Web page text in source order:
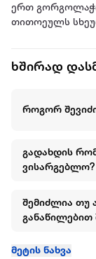
ერთ
თითოეულს
გიკარნახებს
Kfz 251-ს
ხშირად
როგორ
გადახდის
ვისარგებლო?
შემიძლია თუ
განაწილებით
მეტის ნახვა